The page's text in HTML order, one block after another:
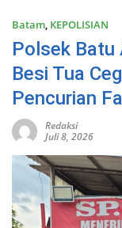
Batam, KEPOLISIAN
Polsek Batu
Besi Tua
Pencurian
Redaksi
Juli 8, 2026